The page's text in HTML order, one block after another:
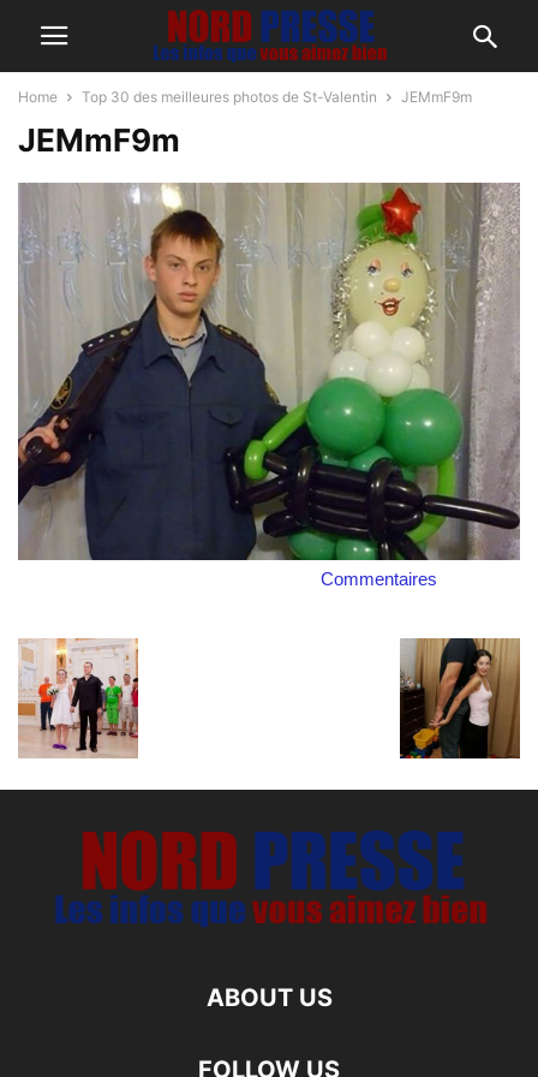
Home Top 30 des meilleures photos de St-Valentin JEMmF9m
JEMmF9m
Commentaires
ABOUT US
FOLLOW US